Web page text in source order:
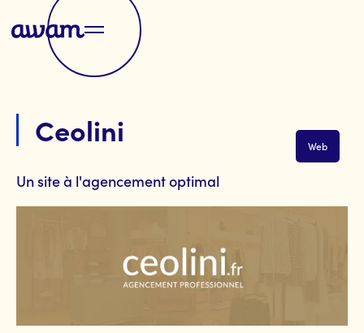
Ceolini Web
Un site à l'agencement optimal